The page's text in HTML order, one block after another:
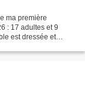
ma première
: 17 adultes et 9
est dressée et